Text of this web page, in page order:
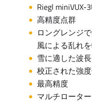
Riegl miniVUX-
高精度点群
ロングレンジ
風による乱れを
雪に適した波長
校正された強
最高精度
マルチロータ